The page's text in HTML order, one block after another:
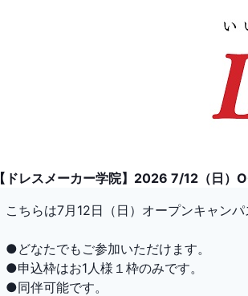
【ドレスメーカー学院】2026 7/12（日）
こちらは7月12日（日）オープンキャンパ
●どなたでもご参加いただけます。
●申込枠はお1人様１枠のみです。
●同伴可能です。